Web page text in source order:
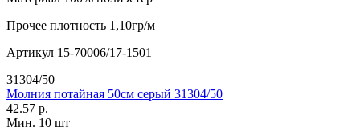
Прочее плотность 1,10гр/м
Артикул 15-70006/17-1501
31304/50
Молния потайная 50см серый 31304/50
42.57 р.
Мин. 10 шт